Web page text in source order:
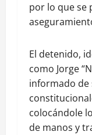
por lo que se
El detenido,
como Jorge
informado de
colocándole
de manos y